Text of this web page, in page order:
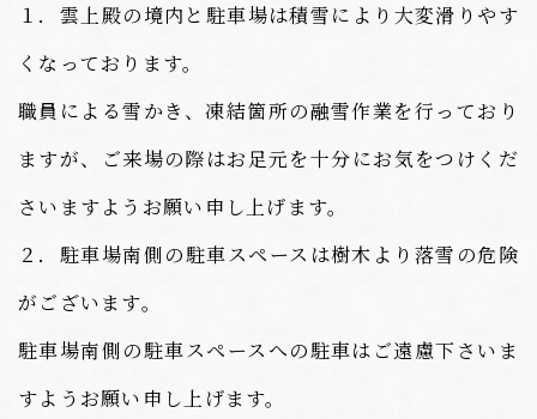
１．雲上殿の境内と駐車場は積雪により大変滑りやす
くなっております。
職員による雪かき、凍結箇所の融雪作業を行っており
ますが、ご来場の際はお足元を十分にお気をつけくだ
さいますようお願い申し上げます。
２．駐車場南側の駐車スペースは樹木より落雪の危険
がございます。
駐車場南側の駐車スペースへの駐車はご遠慮下さいま
すようお願い申し上げます。